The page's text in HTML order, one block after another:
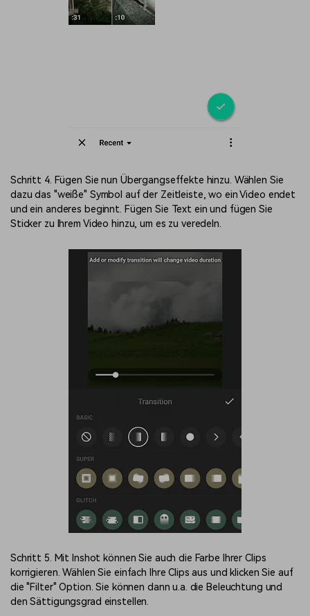
Schritt 4. Fügen Sie nun Übergangseffekte hinzu. Wählen Sie
dazu das "weiße" Symbol auf der Zeitleiste, wo ein Video endet
und ein anderes beginnt. Fügen Sie Text ein und fügen Sie
Sticker zu Ihrem Video hinzu, um es zu veredeln.
Schritt 5. Mit Inshot können Sie auch die Farbe Ihrer Clips
korrigieren. Wählen Sie einfach Ihre Clips aus und klicken Sie auf
die "Filter" Option. Sie können dann u.a. die Beleuchtung und
den Sättigungsgrad einstellen.